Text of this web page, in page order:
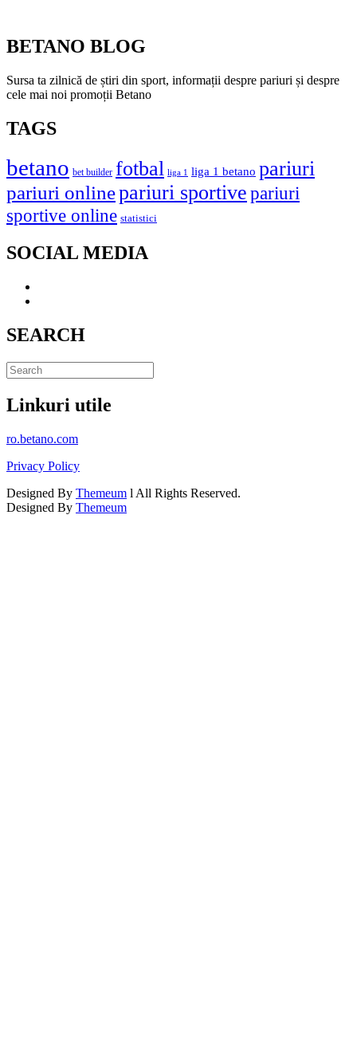
BETANO BLOG
Sursa ta zilnică de știri din sport, informații despre pariuri și despre
cele mai noi promoții Betano
TAGS
betano bet builder fotbal liga 1 liga 1 betano pariuri
pariuri onlinepariuri sportivepariuri
sportive online statistici
SOCIAL MEDIA
SEARCH
Linkuri utile
ro.betano.com
Privacy Policy
Designed By Themeum l All Rights Reserved.
Designed By Themeum